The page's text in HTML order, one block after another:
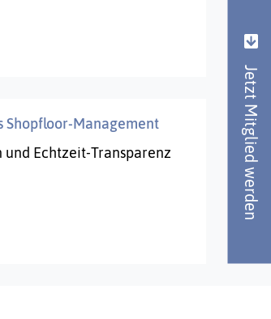
Jetzt Mitglied werden
Shopfloor-Management
Echtzeit-Transparenz